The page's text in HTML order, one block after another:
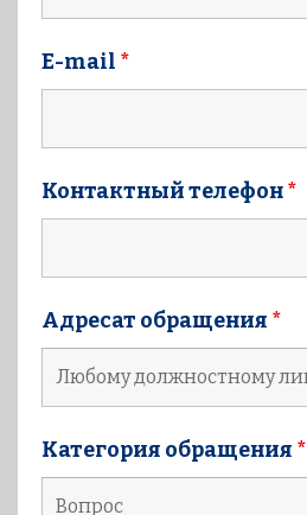
E-mail *
Контактный телефон*
Адресат обращения *
Категория обращения *